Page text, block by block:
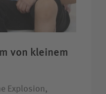
von kleinem
Explosion,